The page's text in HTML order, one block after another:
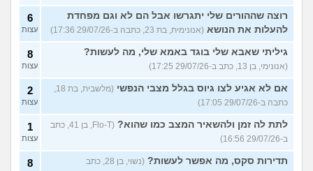
רוצה שההורים שלי יתגרשו אבל הם לא וגם מפחדת
להעלות את הנושא (אנונימית, בת 23, כתבה ב-29/07/26 17:36)
6
עצות
גיליתי שאבא שלי בוגד באמא שלי, מה לעשות?
(אנונימי, בן 13, כתב ב-29/07/26 17:25)
8
עצות
אם לא אגיע לצו גיוס בגלל מצבי הנפשי
(מלשבית, בת 18,
כתבה ב-29/07/26 17:05)
2
עצות
לתת לה זמן ולהשאיר המצב כמו שהוא?
(Flo-T, בן 41, כתב
ב-29/07/26 16:56)
1
עצות
תדירות סקס, מה אפשר לעשות?
(נשוי, בן 28, כתב
8